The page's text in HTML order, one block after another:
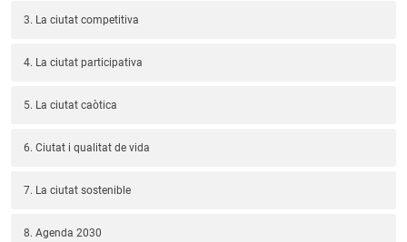
3. La ciutat competitiva
4. La ciutat participativa
5. La ciutat caòtica
6. Ciutat i qualitat de vida
7. La ciutat sostenible
8. Agenda 2030